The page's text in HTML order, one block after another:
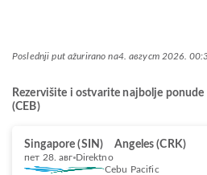
Poslednji put ažurirano na4. август 2026.
Rezervišite i ostvarite najbolje
(CEB)
Singapore (SIN) Angeles (CRK)
пет 28. авг Direktno
Cebu Pacific